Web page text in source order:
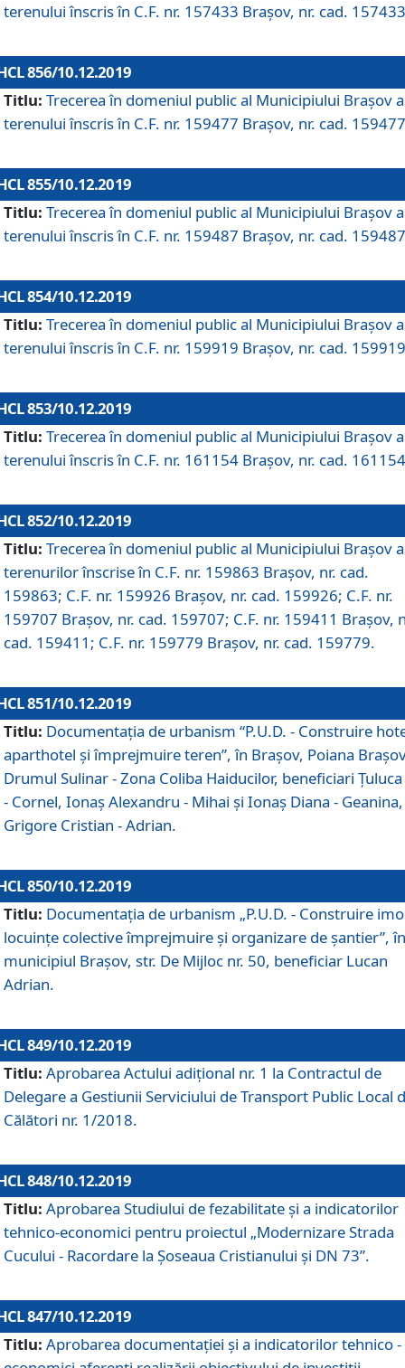
terenului înscris în C.F. nr. 157433 Brașov, nr. cad.
856/10.12.2019
Titlu: Trecerea în domeniul public al Municipiului Braşov a
terenului înscris în C.F. nr. 159477 Brașov, nr. cad.
855/10.12.2019
Titlu: Trecerea în domeniul public al Municipiului Braşov a
terenului înscris în C.F. nr. 159487 Brașov, nr. cad.
854/10.12.2019
Titlu: Trecerea în domeniul public al Municipiului Braşov a
terenului înscris în C.F. nr. 159919 Brașov, nr. cad.
853/10.12.2019
Titlu: Trecerea în domeniul public al Municipiului Braşov a
terenului înscris în C.F. nr. 161154 Brașov, nr. cad.
852/10.12.2019
Titlu: Trecerea în domeniul public al Municipiului Braşov a
terenurilor înscrise în C.F. nr. 159863 Brașov, nr. cad.
159863; C.F. nr. 159926 Brașov, nr. cad. 159926; C.F. nr.
159707 Brașov, nr. cad. 159707; C.F. nr. 159411 Brașov,
cad. 159411; C.F. nr. 159779 Brașov, nr. cad. 159779.
851/10.12.2019
Titlu: Documentaţia de urbanism “P.U.D. - Construire
aparthotel şi împrejmuire teren”, în Braşov, Poiana
Drumul Sulinar - Zona Coliba Haiducilor, beneficiari
- Cornel, Ionaş Alexandru - Mihai şi Ionaş Diana - Geanina,
Grigore Cristian - Adrian.
850/10.12.2019
Titlu: Documentaţia de urbanism „P.U.D. - Construire
locuințe colective împrejmuire și organizare de șantier”, în
municipiul Braşov, str. De Mijloc nr. 50, beneficiar Lucan
Adrian.
849/10.12.2019
Titlu: Aprobarea Actului adiţional nr. 1 la Contractul de
Delegare a Gestiunii Serviciului de Transport Public Local
Călători nr. 1/2018.
848/10.12.2019
Titlu: Aprobarea Studiului de fezabilitate şi a indicatorilor
tehnico-economici pentru proiectul „Modernizare Strada
Cucului - Racordare la Șoseaua Cristianului și DN 73”.
847/10.12.2019
Titlu: Aprobarea documentației și a indicatorilor tehnico -